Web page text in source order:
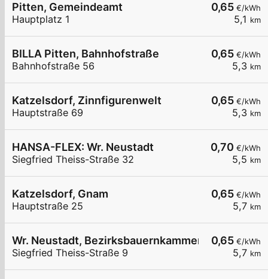
0,65 €/kWh
5,1 km
Pitten, Gemeindeamt
Hauptplatz 1
0,65 €/kWh
5,3 km
BILLA Pitten, Bahnhofstraße
Bahnhofstraße 56
0,65 €/kWh
5,3 km
Katzelsdorf, Zinnfigurenwelt
Hauptstraße 69
0,70 €/kWh
5,5 km
HANSA-FLEX: Wr. Neustadt
Siegfried Theiss-Straße 32
0,65 €/kWh
5,7 km
Katzelsdorf, Gnam
Hauptstraße 25
0,65 €/kWh
5,7 km
Wr. Neustadt, Bezirksbauernkammer
Siegfried Theiss-Straße 9